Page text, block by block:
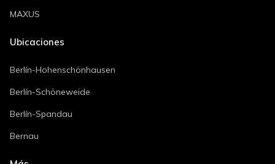
MAXUS
Ubicaciones
Berlín-Hohenschönhausen
Berlín-Schöneweide
Berlín-Spandau
Bernau